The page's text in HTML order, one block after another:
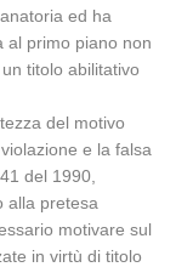
ed ha
al primo piano non
titolo abilitativo
del motivo
e la falsa
del 1990,
alla pretesa
motivare sul
in virtù di titolo